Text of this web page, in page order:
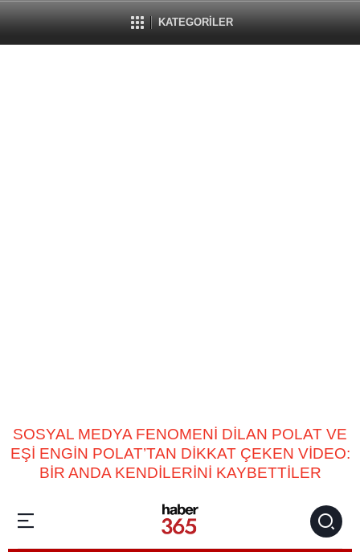
KATEGORİLER
SOSYAL MEDYA FENOMENİ DİLAN POLAT VE
EŞİ ENGİN POLAT’TAN DİKKAT ÇEKEN VİDEO:
BİR ANDA KENDİLERİNİ KAYBETTİLER